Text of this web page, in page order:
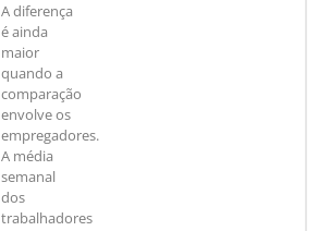
A diferença
é ainda
maior
quando a
comparação
envolve os
empregadores.
A média
semanal
dos
trabalhadores